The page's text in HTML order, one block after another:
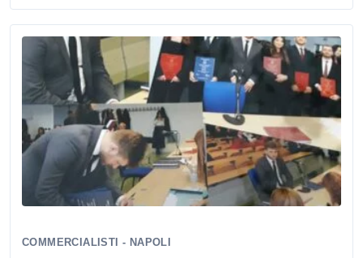
COMMERCIALISTI - NAPOLI